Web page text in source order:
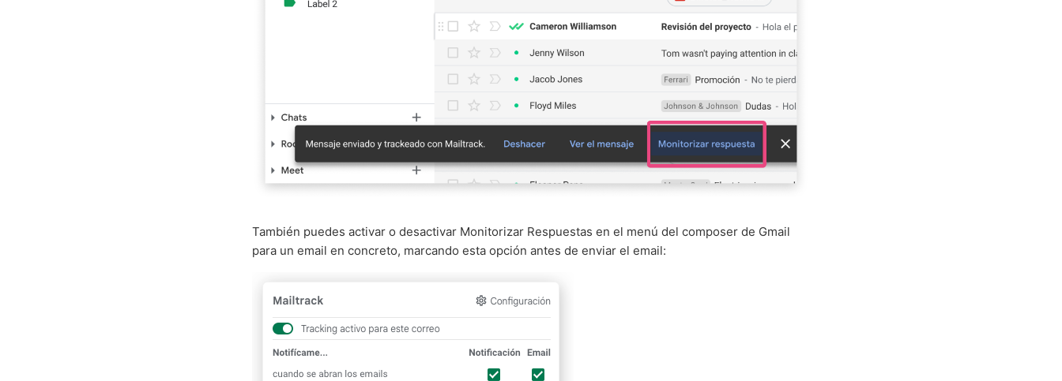
También puedes activar o desactivar Monitorizar Respuestas en el menú del composer de Gmail
para un email en concreto, marcando esta opción antes de enviar el email: